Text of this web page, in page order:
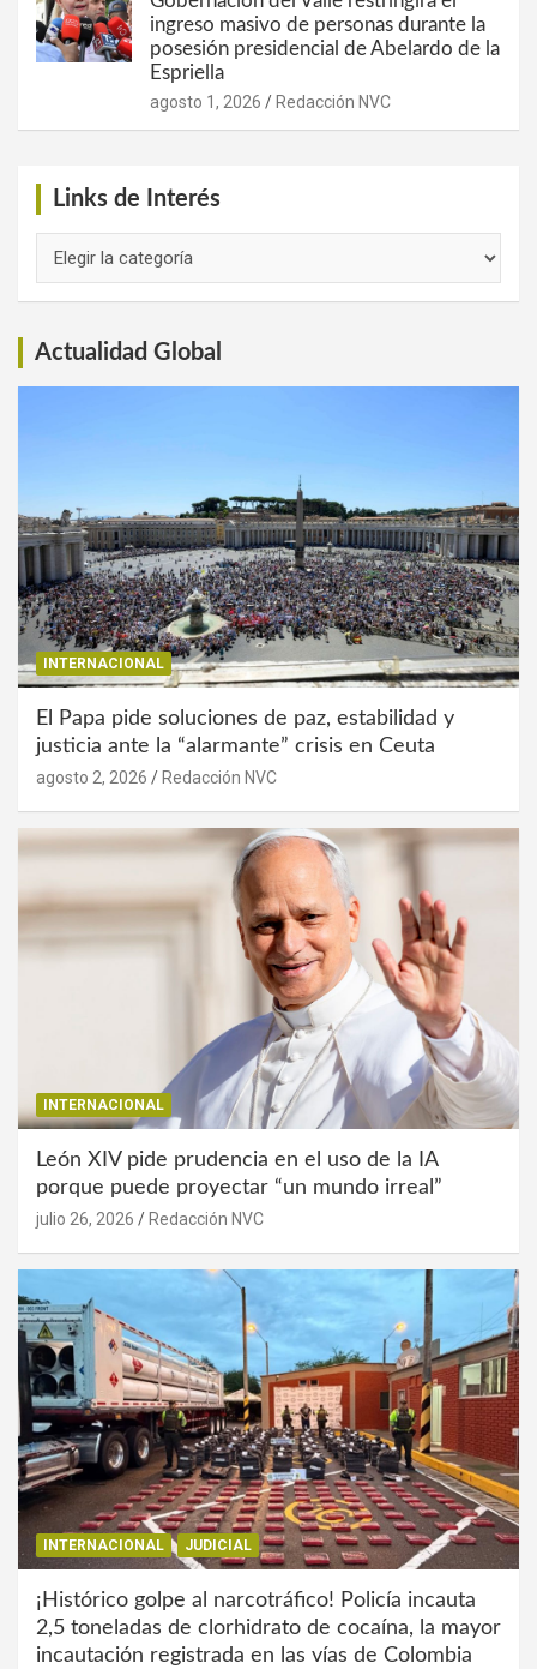
ingreso masivo de personas durante la
posesión presidencial de Abelardo de la
Espriella
agosto 1, 2026 Redacción NVC
Links de Interés
Actualidad Global
INTERNACIONAL
El Papa pide soluciones de paz, estabilidad y
justicia ante la “alarmante” crisis en Ceuta
agosto 2, 2026 Redacción NVC
INTERNACIONAL
León XIV pide prudencia en el uso de la IA
porque puede proyectar “un mundo irreal”
julio 26, 2026 Redacción NVC
INTERNACIONAL JUDICIAL
¡Histórico golpe al narcotráfico! Policía incauta
2,5 toneladas de clorhidrato de cocaína, la mayor
incautación registrada en las vías de Colombia